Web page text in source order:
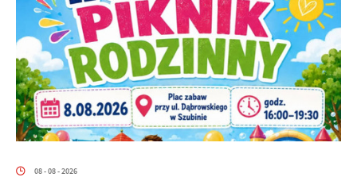
08 - 08 - 2026